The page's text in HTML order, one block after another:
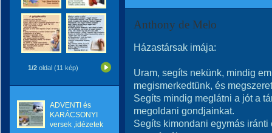
1/2oldal (11 kép)
ADVENTI és
KARÁCSONYI
versek ,idézetek
Anthony de Melo
Házastársak imája:
Uram, segíts nekünk, mindig
megismerkedtünk, és
Segíts mindig meglátni a jót a
megoldani gondjainkat.
Segíts kimondani egymás